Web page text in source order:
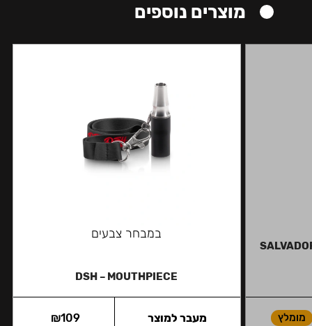
מוצרים נוספים
מומלץ
במבחר צבעים
DSH – MOUTHPIECE
₪109 מעבר למוצר